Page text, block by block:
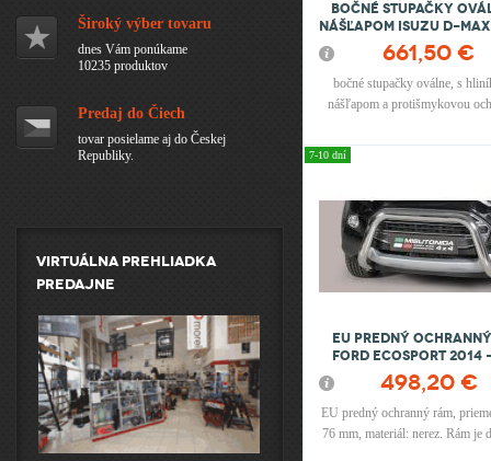
Bočné stupačky
nášľapom ISUZU D-
Double Cab
661,50 €
bočné stupačky oválne, s
nášľapom a protišmykovou
čiernom prevedení
7-10 dní
EU Predný
FORD Ecosport 2014
498,20 €
EU predný ochranný rám,
76 mm, materiál: nerez. Rám je
Široký výber tovaru
dnes Vám ponúkame
10235 produktov
Predaj do Čiech
tovar posielame aj do Českej
Republiky.
Virtuálna prehliadka
predajne